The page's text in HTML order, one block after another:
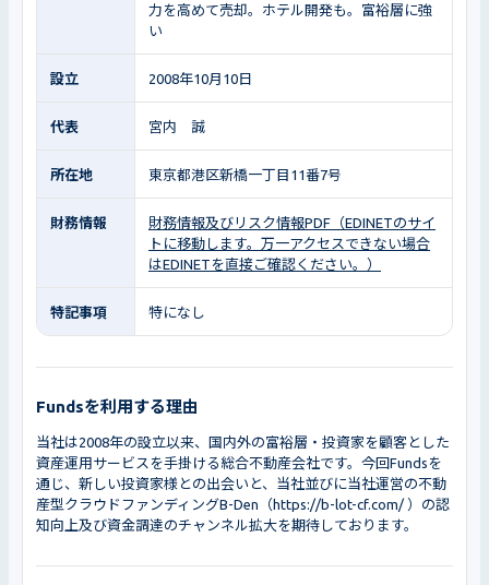
力を高めて売却。ホテル開発も。富裕層に強
い
設立 2008年10月10日
代表 宮内 誠
所在地 東京都港区新橋一丁目11番7号
財務情報
財務情報及びリスク情報PDF（EDINETのサイ
トに移動します。万一アクセスできない場合
はEDINETを直接ご確認ください。）
特記事項 特になし
Fundsを利用する理由
当社は2008年の設立以来、国内外の富裕層・投資家を顧客とした
資産運用サービスを手掛ける総合不動産会社です。今回Fundsを
通じ、新しい投資家様との出会いと、当社並びに当社運営の不動
産型クラウドファンディングB-Den（https://b-lot-cf.com/ ）の認
知向上及び資金調達のチャンネル拡大を期待しております。